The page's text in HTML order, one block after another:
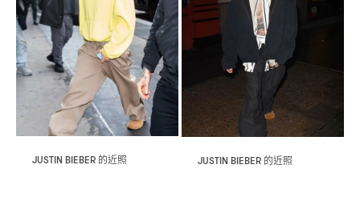
JUSTIN BIEBER 的近照 JUSTIN BIEBER 的近照